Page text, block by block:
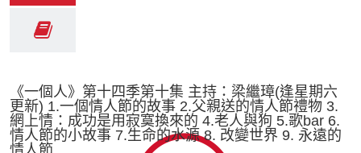
《一個人》第十四季第十集 主持：梁繼璋(逢星期六
更新) 1.一個情人節的故事 2.父親送的情人節禮物 3.
網上情：成功是用寂寞換來的 4.老人與狗 5.歌bar 6.
情人節的小故事 7.生命的水源 8. 改變世界 9. 永遠的
情人節